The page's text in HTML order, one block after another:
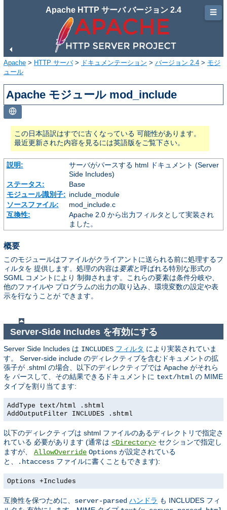
Apache HTTP サーバ バージョン 2.4
Apache > HTTP サーバ> ドキュメンテーション > バージョン 2.4 > モジ
ュール
Apache モジュール mod_include
この日本語訳はすでに古くなっている 可能性があります。
最近更新された内容を見るには英語版をご覧下さい。
説明:
サーバがパースする html ドキュメント (Server
Side Includes)
ステータス:
Base
モジュール識別子: include_module
ソースファイル:
mod_include.c
互換性:
Apache 2.0 から出力フィルタとして実装され
ました。
概要
このモジュールはファイルがクライアントに送られる前に処理するフ
ィルタを 提供します。処理の内容は要素と呼ばれる特別な形式の
SGML コメントにより 制御されます。これらの要素は条件分岐や、
他のファイルや プログラムの出力の取り込み、環境変数の設定や表
示を行なうことが できます。
Server-Side Includes を有効にする
Server Side Includes は INCLUDES フィルタ により実装されていま
す。 Server-side include のディレクティブを含むドキュメントの拡
張子が .shtml の場合、以下のディレクティブでは Apache がそれら
を パースして、その結果できるドキュメントに text/html の MIME
タイプを割り当てます:
AddType text/html .shtml
AddOutputFilter INCLUDES .shtml
以下のディレクティブは shtml ファイルのあるディレクトリで指定さ
れている 必要があります (通常は <Directory> セクションで指定し
ますが、 AllowOverride Options が設定されている
と、
.htaccess ファイルに書くこともできます):
Options +Includes
互換性を保つために、 server-parsed ハンドラ も INCLUDES フィ
☰